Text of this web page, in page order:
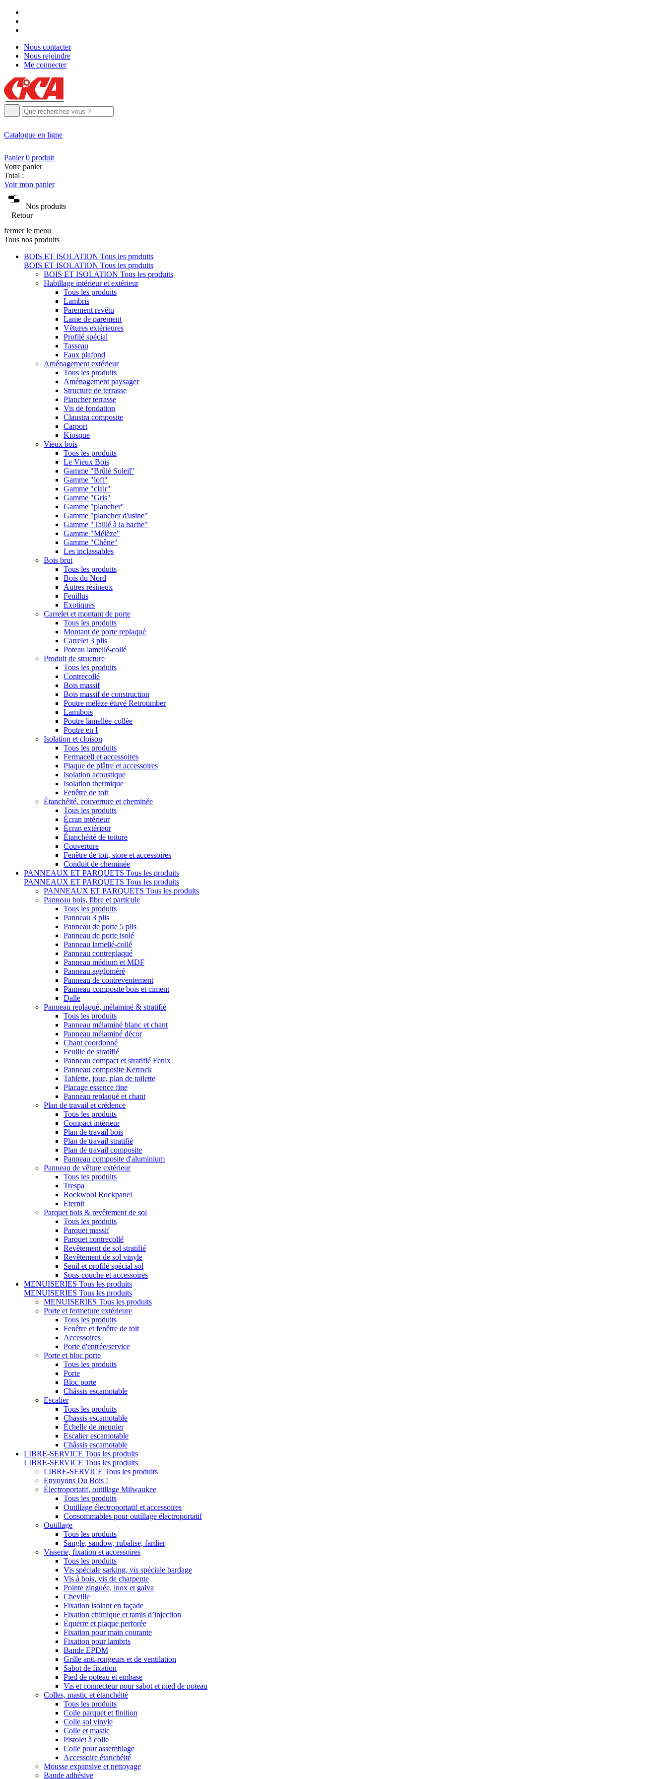
Nous contacter
Nous rejoindre
Me connecter
Catalogue en ligne
Panier 0 produit
Votre panier
Total :
Voir mon panier
Nos produits
Retour
fermer le menu
Tous nos produits
BOIS ET ISOLATION Tous les produits
BOIS ET ISOLATION Tous les produits
BOIS ET ISOLATION Tous les produits
Habillage intérieur et extérieur
Tous les produits
Lambris
Parement revêtu
Lame de parement
Vêtures extérieures
Profilé spécial
Tasseau
Faux plafond
Aménagement extérieur
Tous les produits
Aménagement paysager
Structure de terrasse
Plancher terrasse
Vis de fondation
Claustra composite
Carport
Kiosque
Vieux bois
Tous les produits
Le Vieux Bois
Gamme "Brûlé Soleil"
Gamme "loft"
Gamme "clair"
Gamme "Gris"
Gamme "plancher"
Gamme "plancher d'usine"
Gamme "Taillé à la hache"
Gamme "Mélèze"
Gamme "Chêne"
Les inclassables
Bois brut
Tous les produits
Bois du Nord
Autres résineux
Feuillus
Exotiques
Carrelet et montant de porte
Tous les produits
Montant de porte replaqué
Carrelet 3 plis
Poteau lamellé-collé
Produit de structure
Tous les produits
Contrecollé
Bois massif
Bois massif de construction
Poutre mélèze étuvé Retrotimber
Lamibois
Poutre lamellée-collée
Poutre en I
Isolation et cloison
Tous les produits
Fermacell et accessoires
Plaque de plâtre et accessoires
Isolation acoustique
Isolation thermique
Fenêtre de toit
Étanchéité, couverture et cheminée
Tous les produits
Écran intérieur
Écran extérieur
Étanchéité de toiture
Couverture
Fenêtre de toit, store et accessoires
Conduit de cheminée
PANNEAUX ET PARQUETS Tous les produits
PANNEAUX ET PARQUETS Tous les produits
PANNEAUX ET PARQUETS Tous les produits
Panneau bois, fibre et particule
Tous les produits
Panneau 3 plis
Panneau de porte 5 plis
Panneau de porte isolé
Panneau lamellé-collé
Panneau contreplaqué
Panneau médium et MDF
Panneau aggloméré
Panneau de contreventement
Panneau composite bois et ciment
Dalle
Panneau replaqué, mélaminé & stratifié
Tous les produits
Panneau mélaminé blanc et chant
Panneau mélaminé décor
Chant coordonné
Feuille de stratifié
Panneau compact et stratifié Fenix
Panneau composite Kerrock
Tablette, joue, plan de toilette
Placage essence fine
Panneau replaqué et chant
Plan de travail et crédence
Tous les produits
Compact intérieur
Plan de travail bois
Plan de travail stratifié
Plan de travail composite
Panneau composite d'aluminium
Panneau de vêture extérieur
Tous les produits
Trespa
Rockwool Rockpanel
Eternit
Parquet bois & revêtement de sol
Tous les produits
Parquet massif
Parquet contrecollé
Revêtement de sol stratifié
Revêtement de sol vinyle
Seuil et profilé spécial sol
Sous-couche et accessoires
MENUISERIES Tous les produits
MENUISERIES Tous les produits
MENUISERIES Tous les produits
Porte et fermeture extérieure
Tous les produits
Fenêtre et fenêtre de toit
Accessoires
Porte d'entrée/service
Porte et bloc porte
Tous les produits
Porte
Bloc porte
Châssis escamotable
Escalier
Tous les produits
Chassis escamotable
Échelle de meunier
Escalier escamotable
Châssis escamotable
LIBRE-SERVICE Tous les produits
LIBRE-SERVICE Tous les produits
LIBRE-SERVICE Tous les produits
Envoyons Du Bois !
Électroportatif, outillage Milwaukee
Tous les produits
Outillage électroportatif et accessoires
Consommables pour outillage électroportatif
Outillage
Tous les produits
Sangle, sandow, rubalise, fardier
Visserie, fixation et accessoires
Tous les produits
Vis spéciale sarking, vis spéciale bardage
Vis à bois, vis de charpente
Pointe zinguée, inox et galva
Cheville
Fixation isolant en façade
Fixation chimique et tamis d’injection
Équerre et plaque perforée
Fixation pour main courante
Fixation pour lambris
Bande EPDM
Grille anti-rongeurs et de ventilation
Sabot de fixation
Pied de poteau et embase
Vis et connecteur pour sabot et pied de poteau
Colles, mastic et étanchéité
Tous les produits
Colle parquet et finition
Colle sol vinyle
Colle et mastic
Pistolet à colle
Colle pour assemblage
Accessoire étanchéité
Mousse expansive et nettoyage
Bande adhésive